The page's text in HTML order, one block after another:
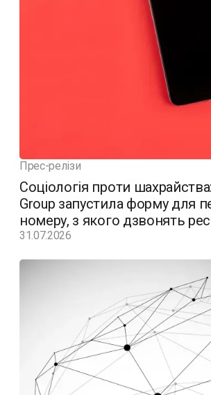
Прес-релізи
Соціологія проти
Group запустила форму для
номеру, з якого дзвонять
31.07.2026